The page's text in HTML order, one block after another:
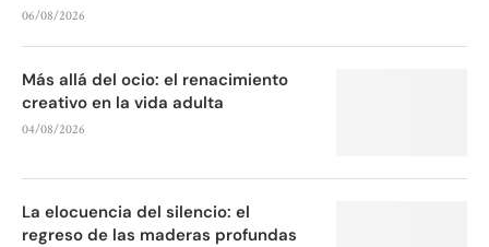
06/08/2026
Más allá del ocio: el renacimiento
creativo en la vida adulta
04/08/2026
La elocuencia del silencio: el
regreso de las maderas profundas